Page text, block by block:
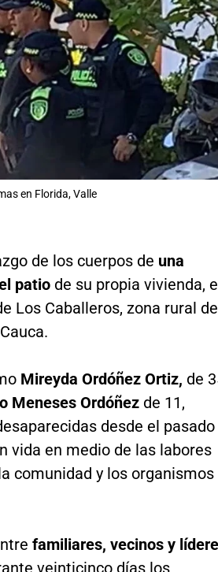
en Florida, Valle
de los cuerpos de una
patiode su propia vivienda,
Los Caballeros, zona rural
Mireyda Ordóñez Ortiz, de
Meneses Ordóñezde 11,
desde el pasado
vida en medio de las labores
comunidad y los organismos
familiares, vecinos y
veinticinco días los